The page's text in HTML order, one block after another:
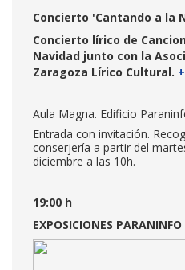
Concierto 'Cantando a la
Concierto lírico de
Navidad junto con la
Zaragoza Lírico Cultural.
Aula Magna. Edificio
Entrada con invitación.
conserjería a partir del
diciembre a las 10h.
19:00 h
EXPOSICIONES PARANINFO